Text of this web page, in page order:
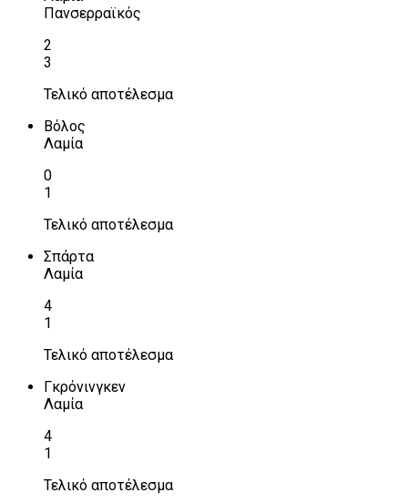
Πανσερραϊκός
2
3
Τελικό αποτέλεσμα
Βόλος
Λαμία
0
1
Τελικό αποτέλεσμα
Σπάρτα
Λαμία
4
1
Τελικό αποτέλεσμα
Γκρόνινγκεν
Λαμία
4
1
Τελικό αποτέλεσμα